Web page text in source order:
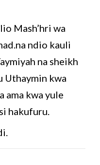
Mash’hri wa
ndio kauli
na sheikh
Uthaymin kwa
ama kwa yule
hakufuru.